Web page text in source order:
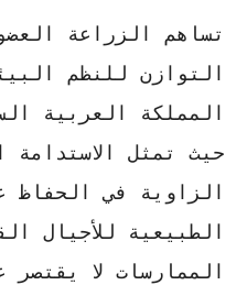
تساهم الزراعة
التوازن للنظم
المملكة العربية
حيث تمثل
الاستدامة
الزاوية في الحفاظ
الطبيعية للأجيال
الممارسات لا